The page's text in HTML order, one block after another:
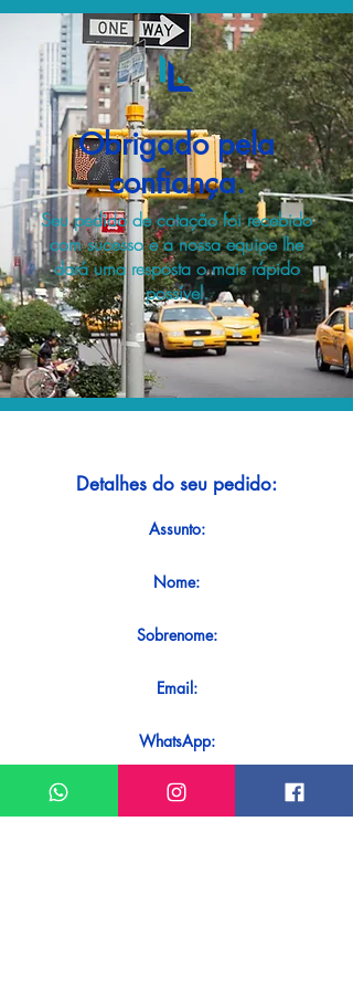
Obrigado pela
confiança.
Seu pedido de cotação foi recebido
com sucesso e a nossa equipe lhe
dará uma resposta o mais rápido
possível.
Detalhes do seu pedido:
Assunto:
Nome:
Sobrenome:
Email:
WhatsApp:
Mensagem: